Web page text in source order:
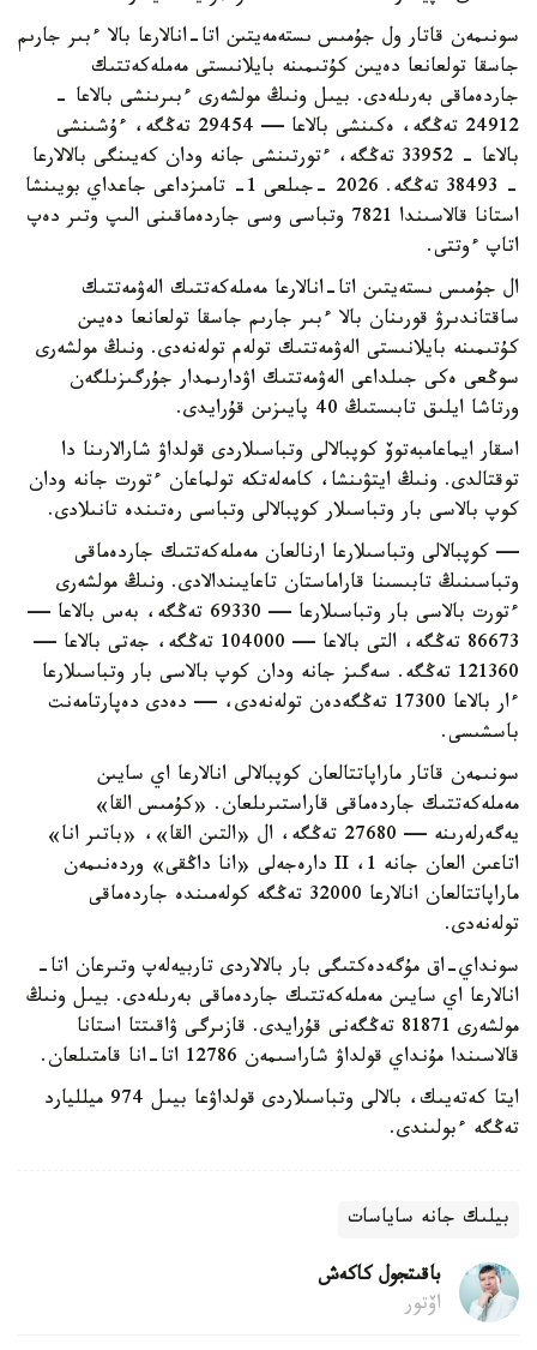
سونىمەن قاتار ول جۇمىس ىستەمەيتىن اتا-انالارعا بالا ءبىر جارىم
جاسقا تولعانعا دەيىن كۇتىمىنە بايلانىستى مەملەكەتتىك
جاردەماقى بەرىلەدى. بيىل ونىڭ مولشەرى ءبىرىنشى بالاعا -
24912 تەڭگە، ەكىنشى بالاعا — 29454 تەڭگە، ءۇشىنشى
بالاعا - 33952 تەڭگە، ءتورتىنشى جانە ودان كەيىنگى بالالارعا
- 38493 تەڭگە. 2026 -جىلعى 1- تامىزداعى جاعداي بويىنشا
استانا قالاسىندا 7821 وتباسى وسى جاردەماقىنى الىپ وتىر دەپ
اتاپ ءوتتى.
ال جۇمىس ىستەيتىن اتا-انالارعا مەملەكەتتىك الەۋمەتتىك
ساقتاندىرۋ قورىنان بالا ءبىر جارىم جاسقا تولعانعا دەيىن
كۇتىمىنە بايلانىستى الەۋمەتتىك تولەم تولەنەدى. ونىڭ مولشەرى
سوڭعى ەكى جىلداعى الەۋمەتتىك اۋدارىمدار جۇرگىزىلگەن
ورتاشا ايلىق تابىستىڭ 40 پايىزىن قۇرايدى.
اسقار ايماعامبەتوۆ كوپبالالى وتباسىلاردى قولداۋ شارالارىنا دا
توقتالدى. ونىڭ ايتۋىنشا، كامەلەتكە تولماعان ءتورت جانە ودان
كوپ بالاسى بار وتباسىلار كوپبالالى وتباسى رەتىندە تانىلادى.
— كوپبالالى وتباسىلارعا ارنالعان مەملەكەتتىك جاردەماقى
وتباسىنىڭ تابىسىنا قاراماستان تاعايىندالادى. ونىڭ مولشەرى
ءتورت بالاسى بار وتباسىلارعا — 69330 تەڭگە، بەس بالاعا —
86673 تەڭگە، التى بالاعا — 104000 تەڭگە، جەتى بالاعا —
121360 تەڭگە. سەگىز جانە ودان كوپ بالاسى بار وتباسىلارعا
ءار بالاعا 17300 تەڭگەدەن تولەنەدى، — دەدى دەپارتامەنت
باسشىسى.
سونىمەن قاتار ماراپاتتالعان كوپبالالى انالارعا اي سايىن
مەملەكەتتىك جاردەماقى قاراستىرىلعان. «كۇمىس القا»
يەگەرلەرىنە — 27680 تەڭگە، ال «التىن القا»، «باتىر انا»
اتاعىن العان جانە 1، II دارەجەلى «انا داڭقى» وردەنىمەن
ماراپاتتالعان انالارعا 32000 تەڭگە كولەمىندە جاردەماقى
تولەنەدى.
سونداي-اق مۇگەدەكتىگى بار بالالاردى تاربيەلەپ وتىرعان اتا-
انالارعا اي سايىن مەملەكەتتىك جاردەماقى بەرىلەدى. بيىل ونىڭ
مولشەرى 81871 تەڭگەنى قۇرايدى. قازىرگى ۋاقىتتا استانا
قالاسىندا مۇنداي قولداۋ شاراسىمەن 12786 اتا-انا قامتىلعان.
ايتا كەتەيىك، بالالى وتباسىلاردى قولداۋعا بيىل 974 ميلليارد
تەڭگە ءبولىندى.
بيلىك جانە ساياسات
باقىتجول كاكەش
اۆتور